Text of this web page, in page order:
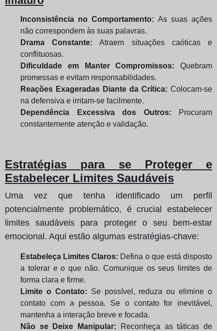
Inconsistência no Comportamento: As suas ações
não correspondem às suas palavras.
Drama Constante: Atraem situações caóticas e
conflituosas.
Dificuldade em Manter Compromissos: Quebram
promessas e evitam responsabilidades.
Reações Exageradas Diante da Crítica: Colocam-se
na defensiva e irritam-se facilmente.
Dependência Excessiva dos Outros: Procuram
constantemente atenção e validação.
Estratégias para se Proteger e
Estabelecer Limites Saudáveis
Uma vez que tenha identificado um perfil
potencialmente problemático, é crucial estabelecer
limites saudáveis para proteger o seu bem-estar
emocional. Aqui estão algumas estratégias-chave:
Estabeleça Limites Claros: Defina o que está disposto
a tolerar e o que não. Comunique os seus limites de
forma clara e firme.
Limite o Contato: Se possível, reduza ou elimine o
contato com a pessoa. Se o contato for inevitável,
mantenha a interação breve e focada.
Não se Deixe Manipular: Reconheça as táticas de